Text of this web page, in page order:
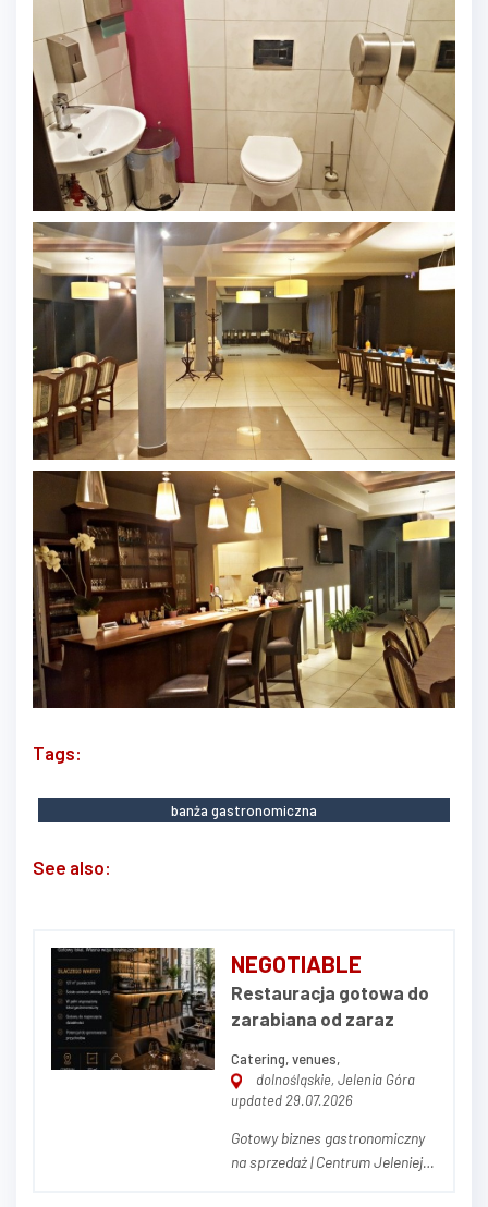
Tags:
banża gastronomiczna
See also:
NEGOTIABLE
Restauracja gotowa do
zarabiana od zaraz
Catering, venues,
dolnośląskie, Jelenia Góra
updated 29.07.2026
Gotowy biznes gastronomiczny
na sprzedaż | Centrum Jeleniej